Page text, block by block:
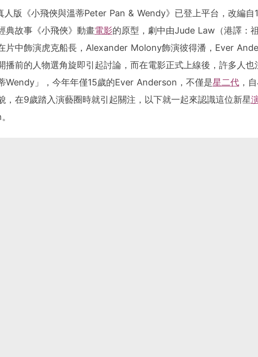
roxanne.lee@poplady-mag.com
人版《小飛俠與溫蒂Peter Pan & Wendy》已登上平台，改編自
典故事《小飛俠》動畫電影的原型，劇中由Jude Law（港譯：
片中飾演虎克船長，Alexander Molony飾演彼得潘，Ever
播前的人物選角旋即引起討論，而在電影正式上線後，許多人也
Wendy」，今年年僅15歲的Ever Anderson，不僅是星二代，
，在9歲踏入演藝圈時就引起關注，以下就一起來認識這位新星